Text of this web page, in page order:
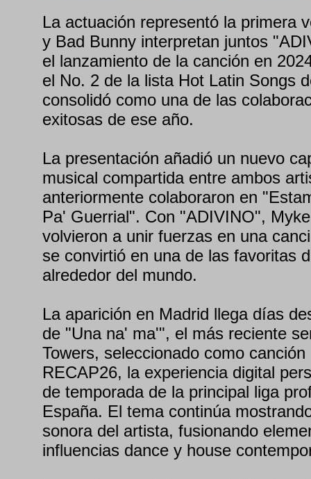
La actuación representó la primera
y Bad Bunny interpretan juntos
el lanzamiento de la canción en
el No. 2 de la lista Hot Latin Songs
consolidó como una de las
exitosas de ese año.
La presentación añadió un nuevo
musical compartida entre ambos
anteriormente colaboraron en
Pa' Guerrial". Con "ADIVINO",
volvieron a unir fuerzas en una
se convirtió en una de las favoritas
alrededor del mundo.
La aparición en Madrid llega días
de "Una na' ma'", el más reciente
Towers, seleccionado como
RECAP26, la experiencia digital
de temporada de la principal liga
España. El tema continúa
sonora del artista, fusionando
influencias dance y house